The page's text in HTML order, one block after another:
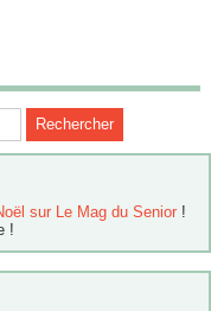
sur Le Mag du Senior !
!